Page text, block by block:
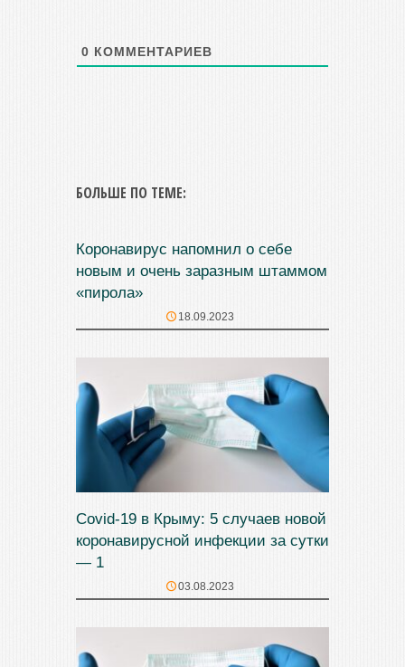
0 КОММЕНТАРИЕВ
БОЛЬШЕ ПО ТЕМЕ:
Коронавирус напомнил о себе
новым и очень заразным штаммом
«пирола»
18.09.2023
Covid-19 в Крыму: 5 случаев новой
коронавирусной инфекции за сутки
— 1
03.08.2023